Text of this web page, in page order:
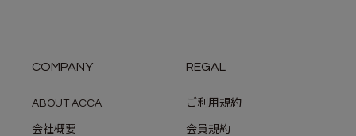
COMPANY
ABOUT ACCA
会社概要
REGAL
ご利用規約
会員規約